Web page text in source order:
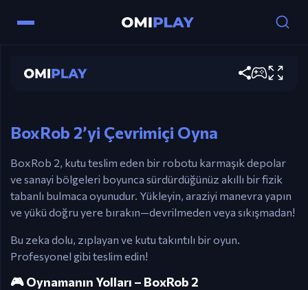
BoxRob 2
Yön Tuşları – İleri/geri sür
Yukarı Ok – Eğimleri tırman veya asansörleri
Fare – Menüleri gezin
BoxRob 2’yi Çevrimiçi Oyna
BoxRob 2, kutu teslim eden bir robotu karmaşık depolar
ve sanayi bölgeleri boyunca sürdürdüğünüz akıllı bir fizik
tabanlı bulmaca oyunudur. Yükleyin, araziyi manevra yapın
ve yükü doğru yere bırakın—devrilmeden veya sıkışmadan!
Bu zeka dolu, zıplayan ve kutu takıntılı bir oyun.
Profesyonel gibi teslim edin!
🎮 Oynamanın Yolları – BoxRob 2